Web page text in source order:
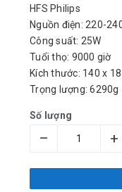
HFS Philips
Nguồn điện: 220-
Công suất: 25W
Tuổi thọ: 9000 giờ
Kích thước: 140 x
Trọng lượng: 6290g
Số lượng
– +